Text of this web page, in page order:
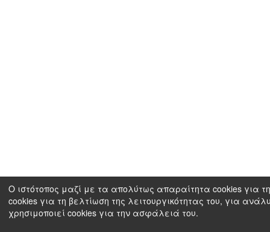
Ο ιστότοπος μαζί με τα απολύτως απαραίτητα cookies για
cookies για τη βελτίωση της λειτουργικότητας του, για
χρησιμοποιεί cookies για την ασφάλειά του.